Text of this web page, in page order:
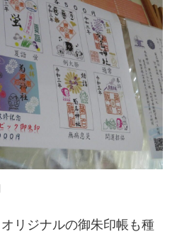
リジナルの御朱印帳も種